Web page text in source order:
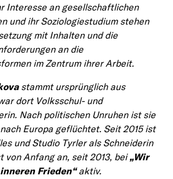
Interesse an gesellschaftlichen
und ihr Soziologiestudium stehen
mit Inhalten und die
an die
im Zentrum ihrer Arbeit.
stammt ursprünglich aus
dort Volksschul- und
Nach politischen Unruhen ist sie
Europa geflüchtet. Seit 2015 ist
und Studio Tyrler als Schneiderin
von Anfang an, seit 2013, bei„Wir
Frieden“aktiv.